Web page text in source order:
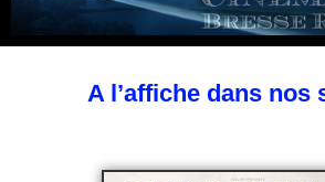
A l’affiche dans